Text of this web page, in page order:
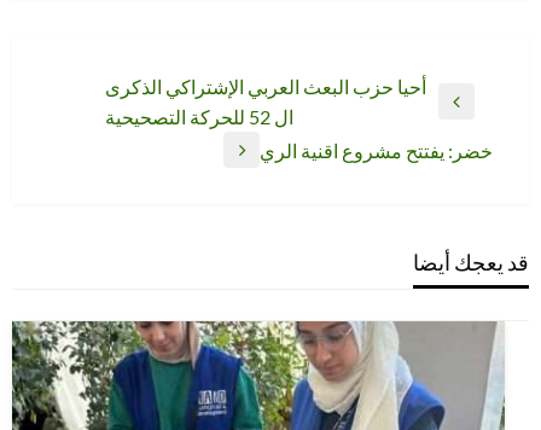
المقالة
السابقة
أحيا حزب البعث العربي الإشتراكي الذكرى
ال 52 للحركة التصحيحية
المقالة
خضر: يفتتح مشروع اقنية الري
قد يعجك أيضا